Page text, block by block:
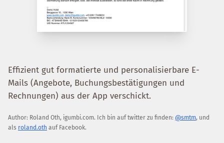
Effizient gut formatierte und personalisierbare E-
Mails (Angebote, Buchungsbestätigungen und
Rechnungen) aus der App verschickt.
Author: Roland Oth, igumbi.com. Ich bin auf twitter zu finden: @smtm, und
als roland.oth auf Facebook.